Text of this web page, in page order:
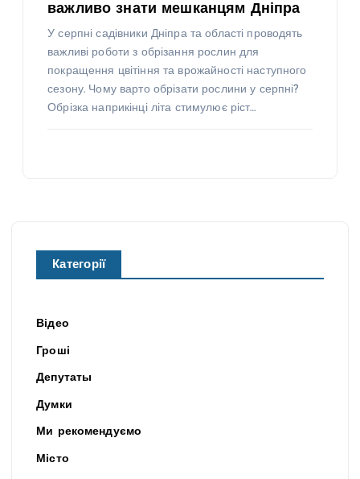
важливо знати мешканцям Дніпра
У серпні садівники Дніпра та області проводять
важливі роботи з обрізання рослин для
покращення цвітіння та врожайності наступного
сезону. Чому варто обрізати рослини у серпні?
Обрізка наприкінці літа стимулює ріст…
Категорії
Відео
Гроші
Депутаты
Думки
Ми рекомендуємо
Місто